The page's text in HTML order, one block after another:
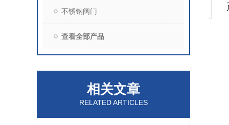
不锈钢阀门
查看全部产品
相关文章
RELATED ARTICLES